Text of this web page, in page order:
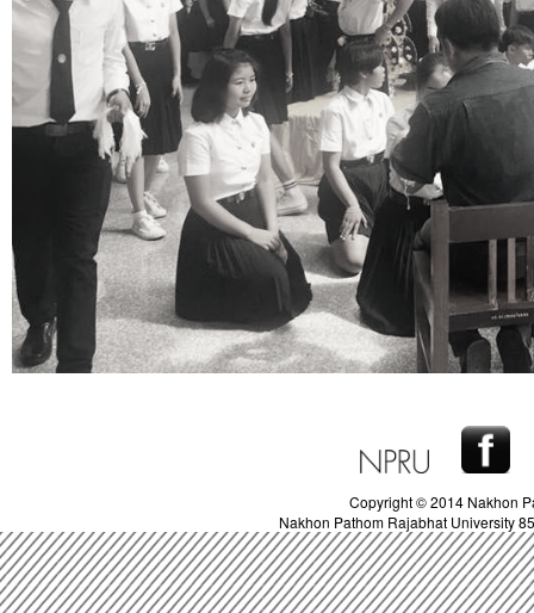
Copyright © 2014 Nakhon
Nakhon Pathom Rajabhat University